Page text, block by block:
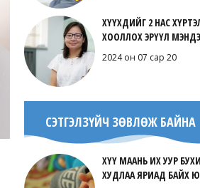
ХҮҮХДИЙГ 2 НАС
ХООЛЛОХ ЭРҮҮЛ
2024 он 07 сар 20
СЭТГЭЛЗҮЙЧ ЗӨВЛӨЖ БАЙНА
ХҮҮ МААНЬ ИХ УУР
ХУДЛАА ЯРИАД БАЙХ